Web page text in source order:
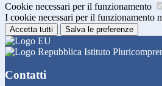
Cookie necessari per il funzionamento
I cookie necessari per il funzionamento
Accetta tutti Salva le preferenze
Istituto
Contatti